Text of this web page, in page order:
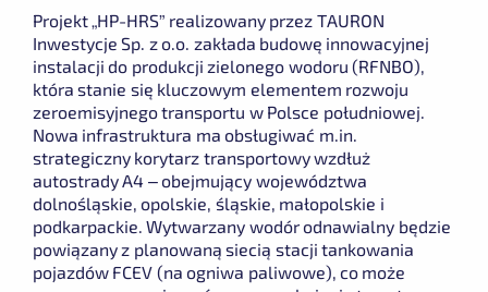
Projekt „HP-HRS” realizowany przez TAURON
Inwestycje Sp. z o.o. zakłada budowę innowacyjnej
instalacji do produkcji zielonego wodoru (RFNBO),
która stanie się kluczowym elementem rozwoju
zeroemisyjnego transportu w Polsce południowej.
Nowa infrastruktura ma obsługiwać m.in.
strategiczny korytarz transportowy wzdłuż
autostrady A4 – obejmujący województwa
dolnośląskie, opolskie, śląskie, małopolskie i
podkarpackie. Wytwarzany wodór odnawialny będzie
powiązany z planowaną siecią stacji tankowania
pojazdów FCEV (na ogniwa paliwowe), co może